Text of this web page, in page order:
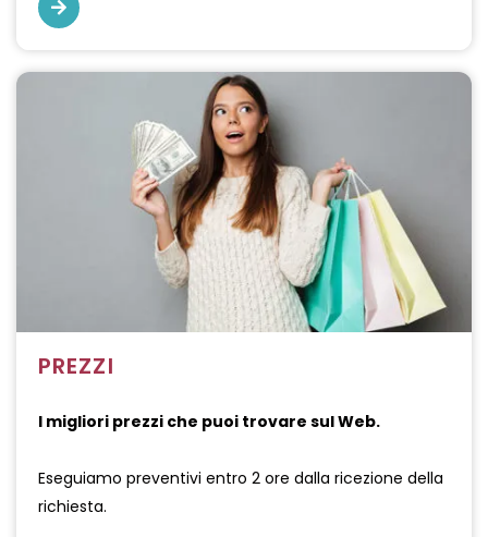
PREZZI
I migliori prezzi che puoi trovare sul Web.
Eseguiamo preventivi entro 2 ore dalla ricezione della
richiesta.